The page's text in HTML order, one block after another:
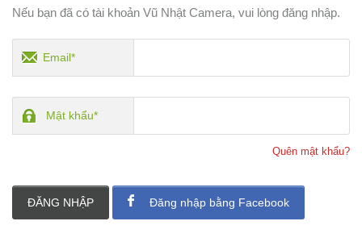
Nếu bạn đã có tài khoản Vũ Nhật Camera, vui lòng đăng nhập.
Email*
Mật khẩu*
Quên mật khẩu?
ĐĂNG NHẬP Đăng nhập bằng Facebook